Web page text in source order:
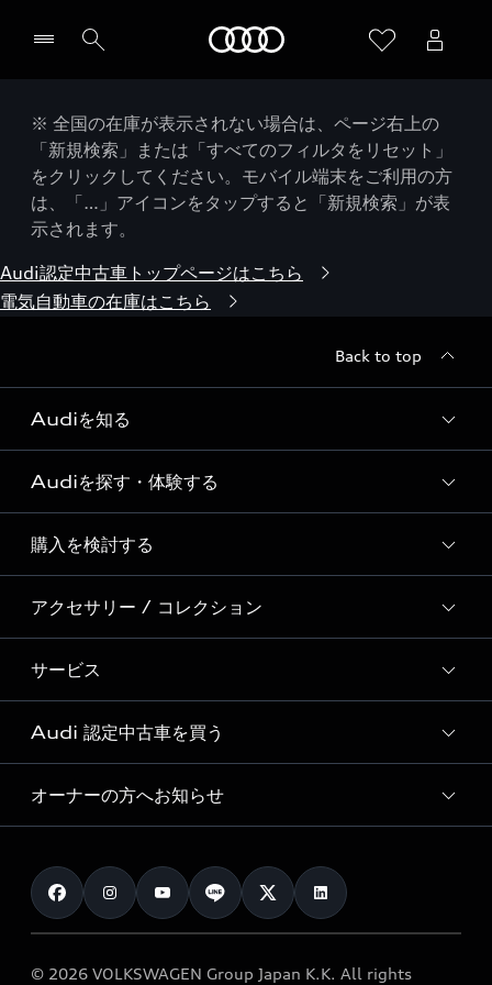
※ 全国の在庫が表示されない場合は、ページ右上の
「新規検索」または「すべてのフィルタをリセット」
をクリックしてください。モバイル端末をご利用の方
は、「…」アイコンをタップすると「新規検索」が表
示されます。
Audi認定中古車トップページはこちら
電気自動車の在庫はこちら
Back to top
Audiを知る
Audi ブランド
Story of Progress
Audi Sport
Formula 1®
デジタルサービス
Audiを探す・体験する
ディーラー検索
新車在庫検索
試乗車・展示車検索
見積もり依頼
試乗予約
購入を検討する
モデル一覧
特別仕様モデル / 限定モデル
e-tronラインアップ
価格シミュレーション
車両比較
カタログ一覧
アクセサリー / コレクション
純正アクセサリー
オンラインショップ
Audi collection
アウディナビアプリ
サービス
サービス入庫予約
サービスプログラム
メンテナンス
車検 / 定期点検
e-tronアフターサポート
Audi 認定中古車を買う
Audi認定中古車
クオリティ
保証
メンテナンス
オーナーの方へお知らせ
お知らせ
オーナー様向けキャンペーン
© 2026 VOLKSWAGEN Group Japan K.K. All rights